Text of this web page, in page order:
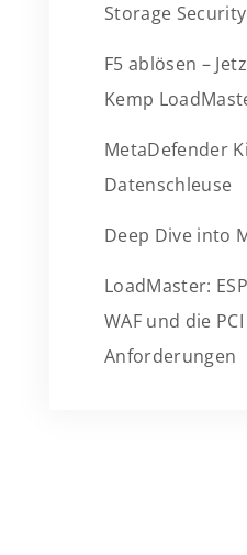
Storage Security
F5 ablösen –
Kemp
MetaDefender
Datenschleuse
Deep Dive into
LoadMaster:
WAF und die PCI
Anforderungen